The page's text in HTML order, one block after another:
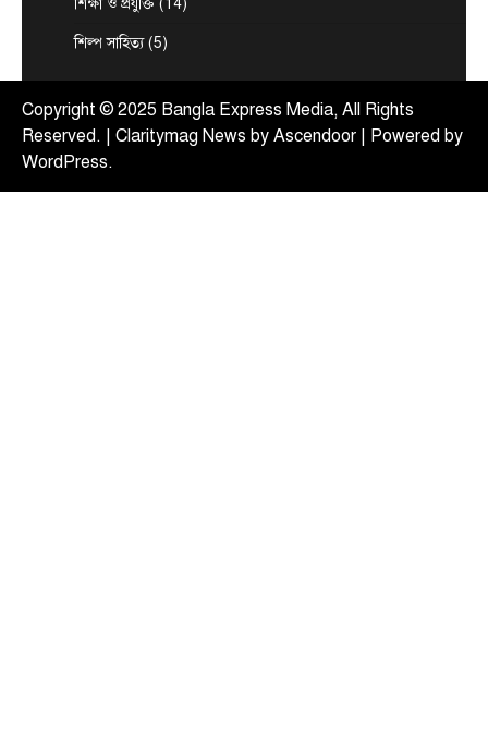
5
দিয়েছে সরকার। আজ (বৃহস্পতিবার) এ সংক্রান্ত…
শিল্প সাহিত্য(5)
Copyright © 2025 Bangla Express Media, All Rights
Reserved. | Claritymag News by Ascendoor | Powered by
WordPress.